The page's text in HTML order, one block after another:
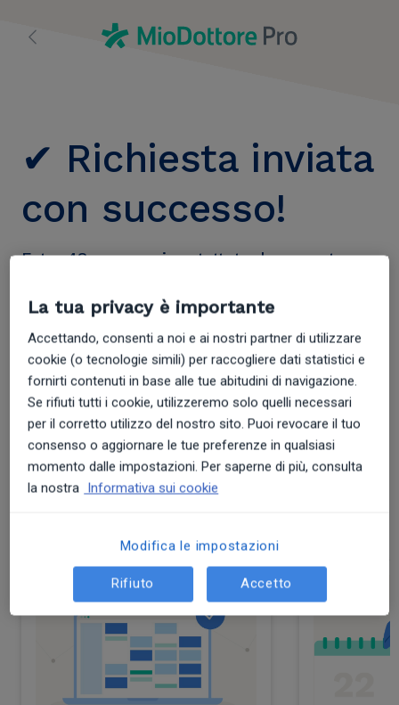
✔ Richiesta inviata
con successo!
Entro 48 ore verrai contattato da un nostro
su MioDottore Premium.
Per rendere il tuo centro
medico più profittevole,
consulta questi contenuti
gratuiti:
La tua privacy è importante
Accettando, consenti a noi e ai nostri partner di utilizzare
cookie (o tecnologie simili) per raccogliere dati statistici e
fornirti contenuti in base alle tue abitudini di navigazione.
Se rifiuti tutti i cookie, utilizzeremo solo quelli necessari
per il corretto utilizzo del nostro sito. Puoi revocare il tuo
consenso o aggiornare le tue preferenze in qualsiasi
momento dalle impostazioni. Per saperne di più, consulta
la nostra Informativa sui cookie
Modifica le impostazioni
Rifiuto Accetto